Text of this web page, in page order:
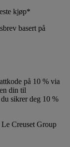
kjøp*
basert på
på 10 % via
din til
sikrer deg 10 %
Creuset Group